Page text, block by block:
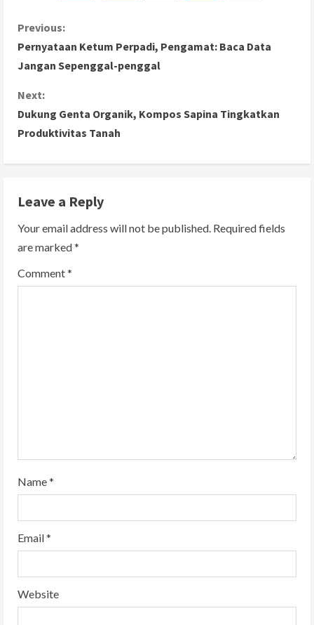
C
o
n
t
u
e
R
Previous:
Pernyataan Ketum Perpadi, Pengamat: Baca Data
Jangan Sepenggal-penggal
Next:
Dukung Genta Organik, Kompos Sapina Tingkatkan
Produktivitas Tanah
Leave a Reply
Your email address will not be published. Required fields
are marked*
Comment*
Name*
Email*
Website